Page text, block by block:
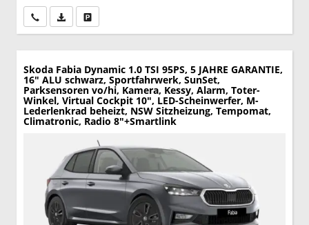
Wir rufen Sie anPDF-Datei, Fahrzeugexposé drucken
Skoda Fabia Dynamic 1.0 TSI 95PS, 5 JAHRE GARANTIE,
16" ALU schwarz, Sportfahrwerk, SunSet,
Parksensoren vo/hi, Kamera, Kessy, Alarm, Toter-
Winkel, Virtual Cockpit 10", LED-Scheinwerfer, M-
Lederlenkrad beheizt, NSW Sitzheizung, Tempomat,
Climatronic, Radio 8"+Smartlink